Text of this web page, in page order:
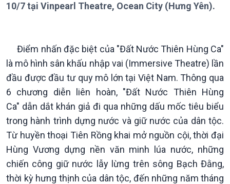
10/7 tại Vinpearl Theatre, Ocean City (Hưng Yên).
Điểm nhấn đặc biệt của "Đất Nước Thiên Hùng Ca"
là mô hình sân khấu nhập vai (Immersive Theatre) lần
đầu được đầu tư quy mô lớn tại Việt Nam. Thông qua
6 chương diễn liên hoàn, "Đất Nước Thiên Hùng
Ca" dẫn dắt khán giả đi qua những dấu mốc tiêu biểu
trong hành trình dựng nước và giữ nước của dân tộc.
Từ huyền thoại Tiên Rồng khai mở nguồn cội, thời đại
Hùng Vương dựng nền văn minh lúa nước, những
chiến công giữ nước lẫy lừng trên sông Bạch Đằng,
thời kỳ hưng thịnh của dân tộc, đến những năm tháng